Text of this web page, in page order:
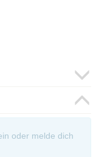
oder melde dich